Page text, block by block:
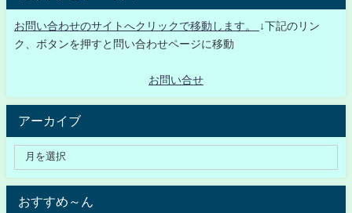
お問い合わせのサイトへクリックで移動します。
↓下記のリン
ク、ボタンを押すと問い合わせページに移動
お問い合せ
アーカイブ
おすすめ～ん